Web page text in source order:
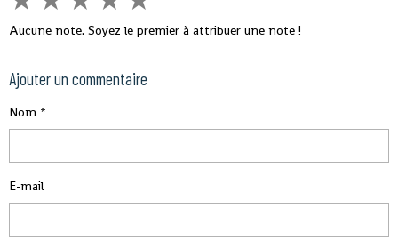
Aucune note. Soyez le premier à attribuer une note !
Ajouter un commentaire
Nom
E-mail